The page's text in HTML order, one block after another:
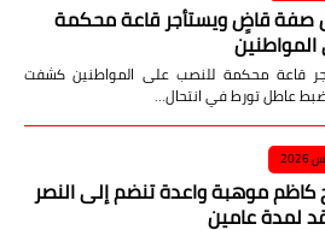
صفة قاضٍ ويستأجر قاعة محكمة
قاعة محكمة للنصب على المواطنين كشفت
ضبط عاطل تورط في انتحال…
موهبة واعدة تنضم إلى النصر
لمدة عامين